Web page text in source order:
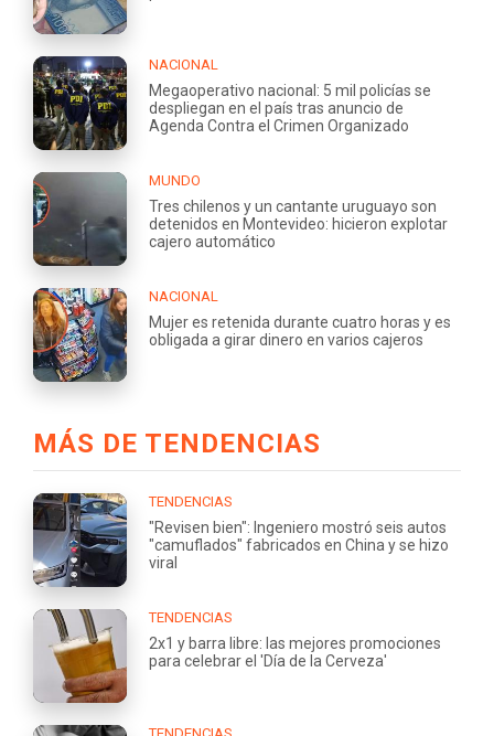
NACIONAL
Megaoperativo nacional: 5 mil policías se
despliegan en el país tras anuncio de
Agenda Contra el Crimen Organizado
MUNDO
Tres chilenos y un cantante uruguayo son
detenidos en Montevideo: hicieron explotar
cajero automático
NACIONAL
Mujer es retenida durante cuatro horas y es
obligada a girar dinero en varios cajeros
MÁS DE TENDENCIAS
TENDENCIAS
"Revisen bien": Ingeniero mostró seis autos
"camuflados" fabricados en China y se hizo
viral
TENDENCIAS
2x1 y barra libre: las mejores promociones
para celebrar el 'Día de la Cerveza'